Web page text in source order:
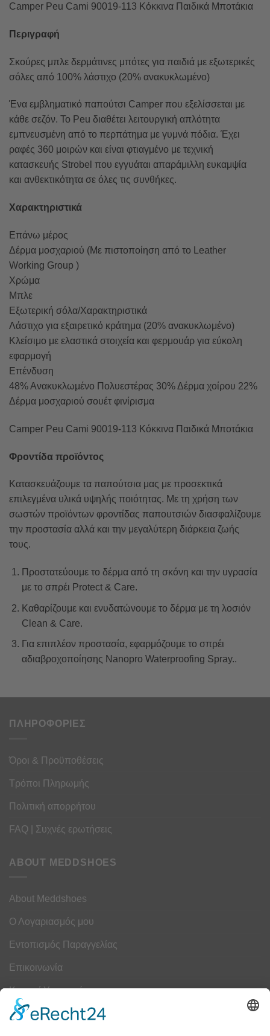
Camper Peu Cami 90019-113 Κόκκινα Παιδικά Μποτάκια
Περιγραφή
Σκούρες μπλε δερμάτινες μπότες για παιδιά με εξωτερικές
σόλες από 100% λάστιχο (20% ανακυκλωμένο)
Ένα εμβληματικό παπούτσι Camper που εξελίσσεται με
κάθε σεζόν. Το Peu διαθέτει λειτουργική απλότητα
εμπνευσμένη από το περπάτημα με γυμνά πόδια. Έχει
ραφές 360 μοιρών και είναι φτιαγμένο με τεχνική
κατασκευής Strobel που εγγυάται απαράμιλλη ευκαμψία
και ανθεκτικότητα σε όλες τις συνθήκες.
Χαρακτηριστικά
Επάνω μέρος
Δέρμα μοσχαριού (Με πιστοποίηση από το Leather
Working Group )
Χρώμα
Μπλε
Εξωτερική σόλα/Χαρακτηριστικά
Λάστιχο για εξαιρετικό κράτημα (20% ανακυκλωμένο)
Κλείσιμο με ελαστικά στοιχεία και φερμουάρ για εύκολη
εφαρμογή
Επένδυση
48% Ανακυκλωμένο Πολυεστέρας 30% Δέρμα χοίρου 22%
Δέρμα μοσχαριού σουέτ φινίρισμα
Camper Peu Cami 90019-113 Κόκκινα Παιδικά Μποτάκια
Φροντίδα προϊόντος
Κατασκευάζουμε τα παπούτσια μας με προσεκτικά
επιλεγμένα υλικά υψηλής ποιότητας. Με τη χρήση των
σωστών προϊόντων φροντίδας παπουτσιών διασφαλίζουμε
την προστασία αλλά και την μεγαλύτερη διάρκεια ζωής
τους.
Προστατεύουμε το δέρμα από τη σκόνη και την υγρασία
με το σπρέι Protect & Care.
Καθαρίζουμε και ενυδατώνουμε το δέρμα με τη λοσιόν
Clean & Care.
Για επιπλέον προστασία, εφαρμόζουμε το σπρέι
αδιαβροχοποίησης Nanopro Waterproofing Spray..
ΠΛΗΡΟΦΟΡΙΕΣ
Όροι & Προϋποθέσεις
Τρόποι Πληρωμής
Πολιτική απορρήτου
FAQ | Συχνές ερωτήσεις
ABOUT MEDDSHOES
About Meddshoes
Ο Λογαριασμός μου
Εντοπισμός Παραγγελίας
Επικοινωνία
Κουμπί Υπαναχώρησης
ΟΔΗΓΟΣ ΜΕΓΕΘΩΝ